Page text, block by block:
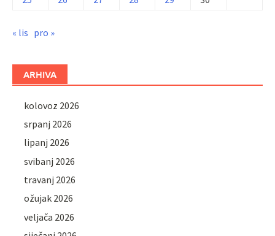
« lis pro »
ARHIVA
kolovoz 2026
srpanj 2026
lipanj 2026
svibanj 2026
travanj 2026
ožujak 2026
veljača 2026